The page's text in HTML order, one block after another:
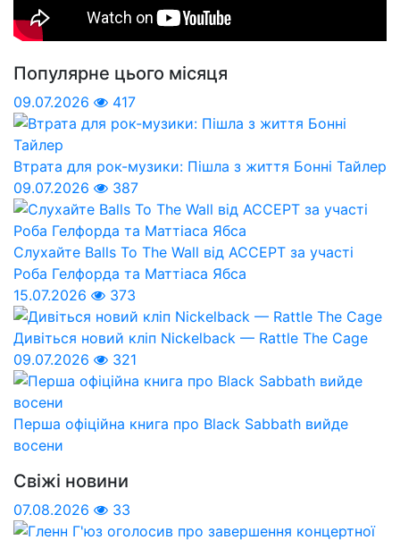
Популярне цього місяця
09.07.2026 417
Втрата для рок-музики: Пішла з життя Бонні Тайлер
09.07.2026
387
Слухайте Balls To The Wall від ACCEPT за участі
Роба Гелфорда та Маттіаса Ябса
15.07.2026
373
Дивіться новий кліп Nickelback — Rattle The Cage
09.07.2026
321
Перша офіційна книга про Black Sabbath вийде
восени
Свіжі новини
07.08.2026 33